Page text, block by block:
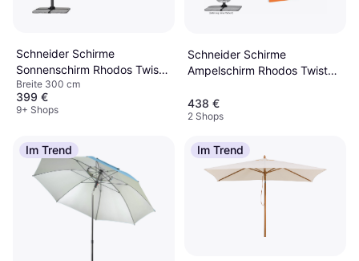
Anforderungen entspricht und dir angenehmen Schatten
Schneider Schirme
Sonnenschirm Rhodos Twist
400 x 300 cm Anthrazit
300cm
Breite 300 cm
399 €
9+ Shops
Schneider Schirme
Ampelschirm Rhodos Twist
438 €
2 Shops
Im Trend Im Trend